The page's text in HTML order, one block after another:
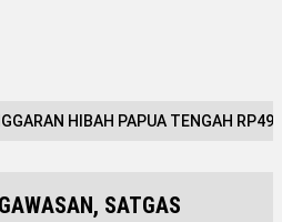
HIBAH PAPUA TENGAH
SATGAS